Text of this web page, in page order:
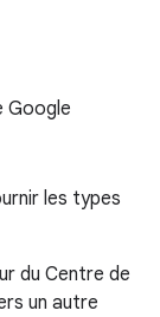
Google
les types
du Centre de
un autre